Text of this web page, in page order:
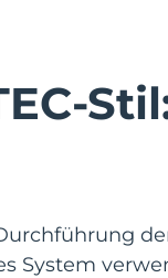
System